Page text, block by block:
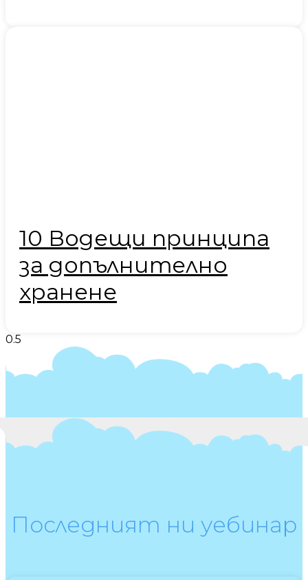
10 Водещи принципа
за допълнително
хранене
Последният ни уебинар